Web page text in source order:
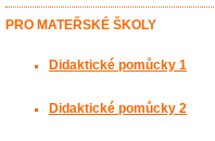
PRO MATEŘSKÉ ŠKOLY
Didaktické pomůcky 1
Didaktické pomůcky 2